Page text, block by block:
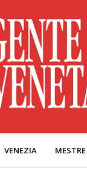
VENEZIA MESTRE